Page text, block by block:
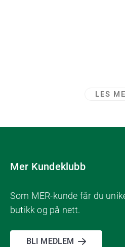
LES
Mer Kundeklubb
Som MER-kunde får du
butikk og på nett.
BLI MEDLEM